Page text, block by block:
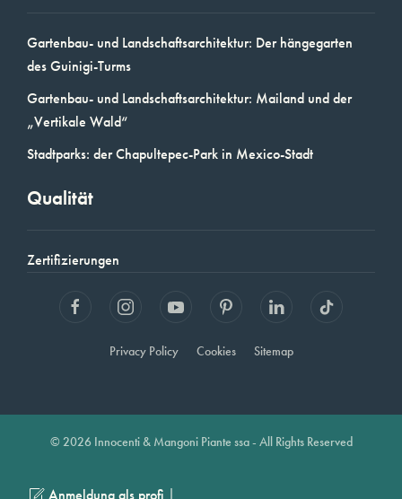
Gartenbau- und Landschaftsarchitektur: Der hängegarten
des Guinigi-Turms
Gartenbau- und Landschaftsarchitektur: Mailand und der
„Vertikale Wald“
Stadtparks: der Chapultepec-Park in Mexico-Stadt
Qualität
Zertifizierungen
Privacy Policy Cookies Sitemap
© 2026 Innocenti & Mangoni Piante ssa - All Rights Reserved
|